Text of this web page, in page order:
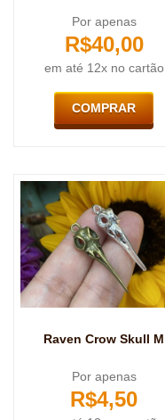
Por apenas
R$40,00
em até 12x no cartão
COMPRAR
Raven Crow Skull M
Por apenas
R$4,50